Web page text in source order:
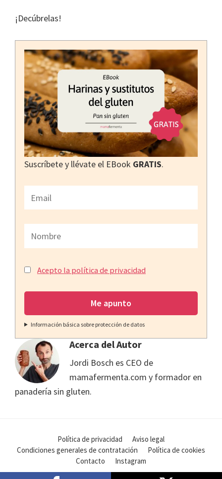
¡Decúbrelas!
Suscríbete y llévate el EBook GRATIS.
Acepto la política de privacidad
Información básica sobre protección de datos
Acerca del Autor
Jordi Bosch es CEO de
mamafermenta.com y formador en
panadería sin gluten.
Política de privacidad
Aviso legal
Condiciones generales de contratación
Política de cookies
Contacto
Instagram